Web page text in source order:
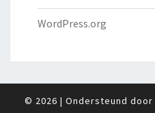
WordPress.org
© 2026 | Ondersteund door